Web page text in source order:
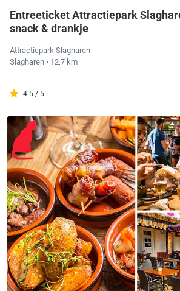
Entreeticket Attractiepark
snack & drankje
Attractiepark Slagharen
Slagharen • 12,7 km
4.5 / 5